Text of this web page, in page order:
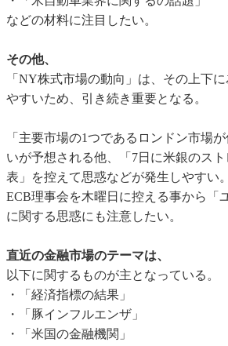
などの材料に注目したい。
その他、
「NY株式市場の動向」は、その上下
やすいため、引き続き重要となる。
「主要市場の1つであるロンドン市場
いが予想される他、「7日に米銀のス
表」を控えて思惑などが発生しやすい。
ECB理事会を木曜日に控える事から「
に関する思惑にも注意したい。
直近の金融市場のテーマは、
以下に関するものが主となっている。
・「経済指標の結果」
・「豚インフルエンザ」
・「米国の金融機関」